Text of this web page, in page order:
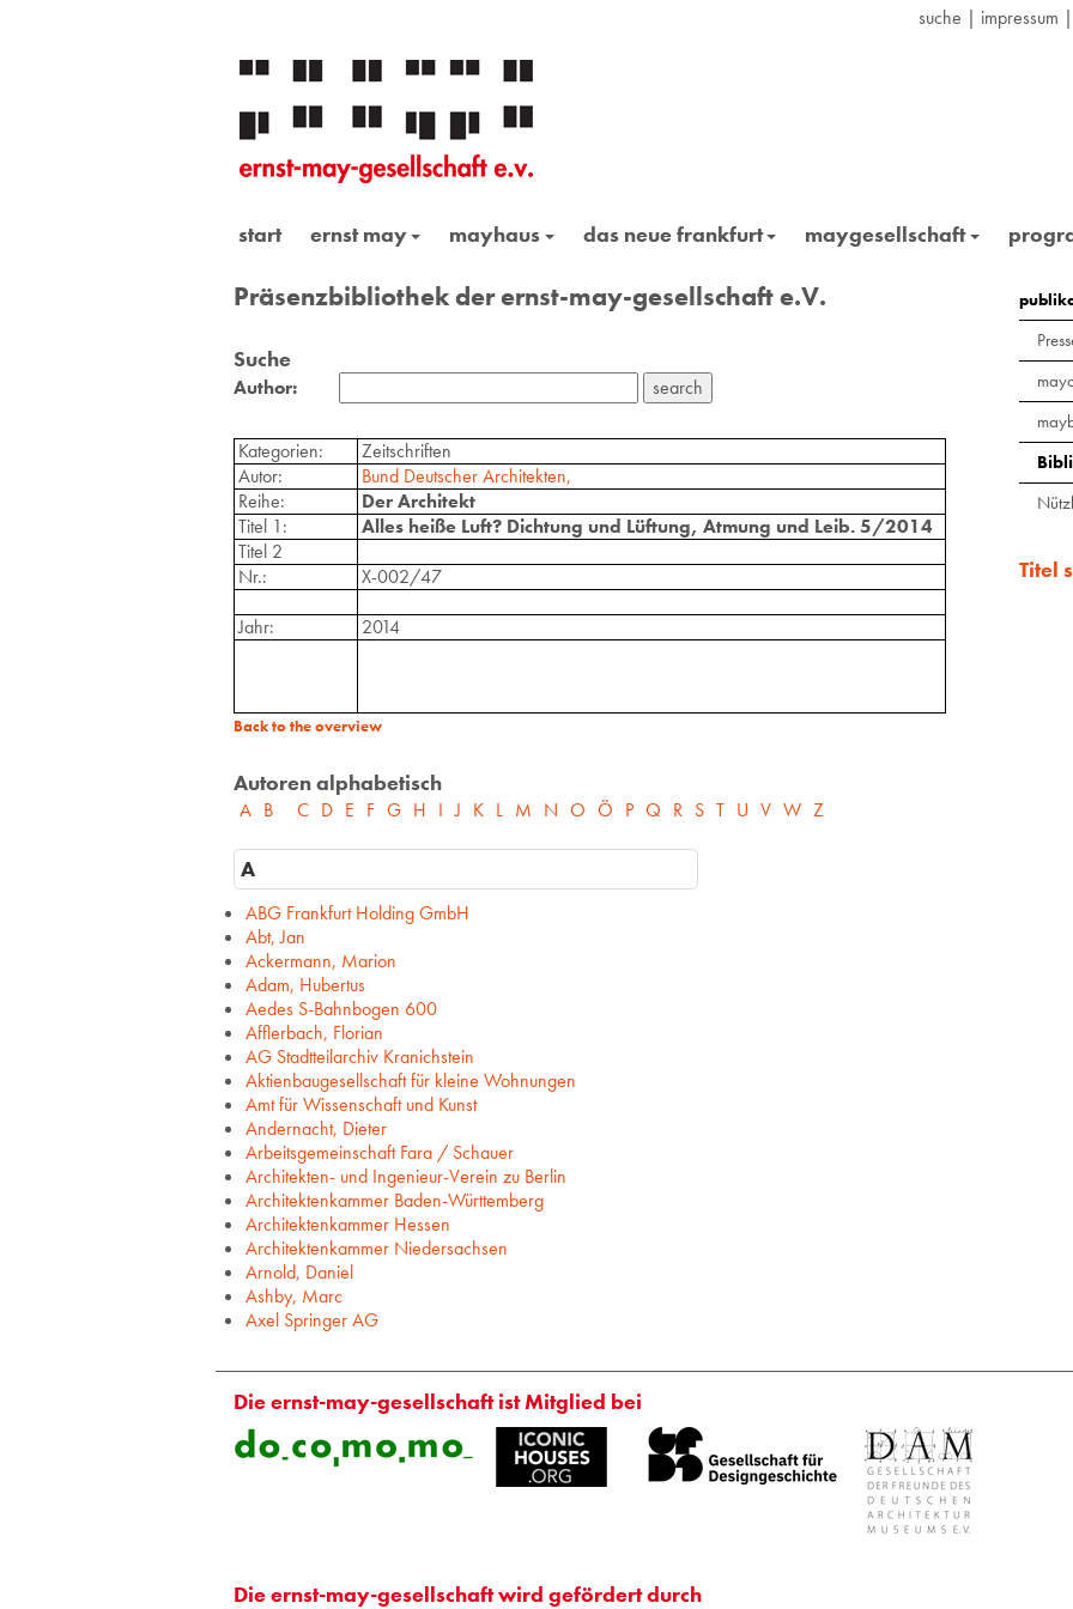
suche | impressum |
start ernst may mayhaus das neue frankfurt maygesellschaft
Präsenzbibliothek der ernst-may-gesellschaft e.V.
Suche
Author:
Kategorien:
Zeitschriften
Autor:
Bund Deutscher Architekten,
Reihe:
Der Architekt
Titel 1:
Alles heiße Luft? Dichtung und Lüftung, Atmung und Leib. 5/2014
Titel 2
Nr.:
X-002/47
Jahr:
2014
Back to the overview
Autoren alphabetisch
A B C D E F G H I J K L M N O Ö P Q R S T U V W Z
A
ABG Frankfurt Holding GmbH
Abt, Jan
Ackermann, Marion
Adam, Hubertus
Aedes S-Bahnbogen 600
Afflerbach, Florian
AG Stadtteilarchiv Kranichstein
Aktienbaugesellschaft für kleine Wohnungen
Amt für Wissenschaft und Kunst
Andernacht, Dieter
Arbeitsgemeinschaft Fara / Schauer
Architekten- und Ingenieur-Verein zu Berlin
Architektenkammer Baden-Württemberg
Architektenkammer Hessen
Architektenkammer Niedersachsen
Arnold, Daniel
Ashby, Marc
Axel Springer AG
Titel
Die ernst-may-gesellschaft ist Mitglied bei
Die ernst-may-gesellschaft wird gefördert durch